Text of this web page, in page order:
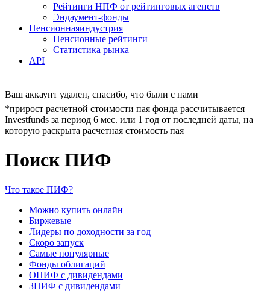
Рейтинги НПФ от рейтинговых агенств
Эндаумент-фонды
Пенсионнаяиндустрия
Пенсионные рейтинги
Статистика рынка
API
Ваш аккаунт удален, спасибо, что были с нами
*прирост расчетной стоимости пая фонда рассчитывается
Investfunds за период 6 мес. или 1 год от последней даты, на
которую раскрыта расчетная стоимость пая
Поиск ПИФ
Что такое ПИФ?
Можно купить онлайн
Биржевые
Лидеры по доходности за год
Скоро запуск
Самые популярные
Фонды облигаций
ОПИФ с дивидендами
ЗПИФ с дивидендами